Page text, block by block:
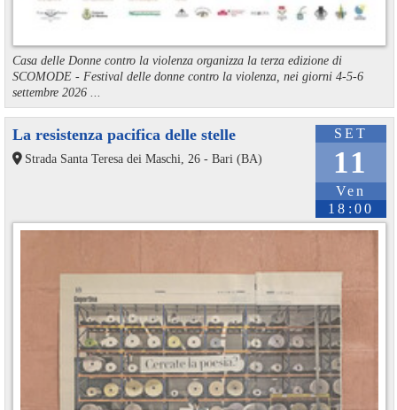
Casa delle Donne contro la violenza organizza la terza edizione di
SCOMODE - Festival delle donne contro la violenza, nei giorni 4-5-6
settembre 2026 ...
SET
11
Ven
18:00
La resistenza pacifica delle stelle
Strada Santa Teresa dei Maschi, 26 - Bari (BA)